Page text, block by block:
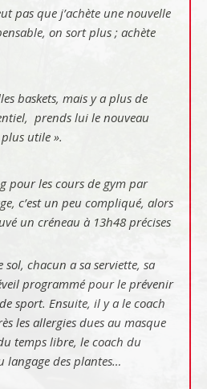
pas que j’achète une nouvelle
on sort plus ; achète
baskets, mais y a plus de
prends lui le nouveau
utile ».
pour les cours de gym par
c’est un peu compliqué, alors
un créneau à 13h48 précises
sol, chacun a sa serviette, sa
programmé pour le prévenir
sport. Ensuite, il y a le coach
les allergies dues au masque
temps libre, le coach du
langage des plantes…